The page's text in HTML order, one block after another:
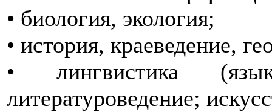
• биология, экология;
• история, краеведение,
• лингвистика
литературоведение;